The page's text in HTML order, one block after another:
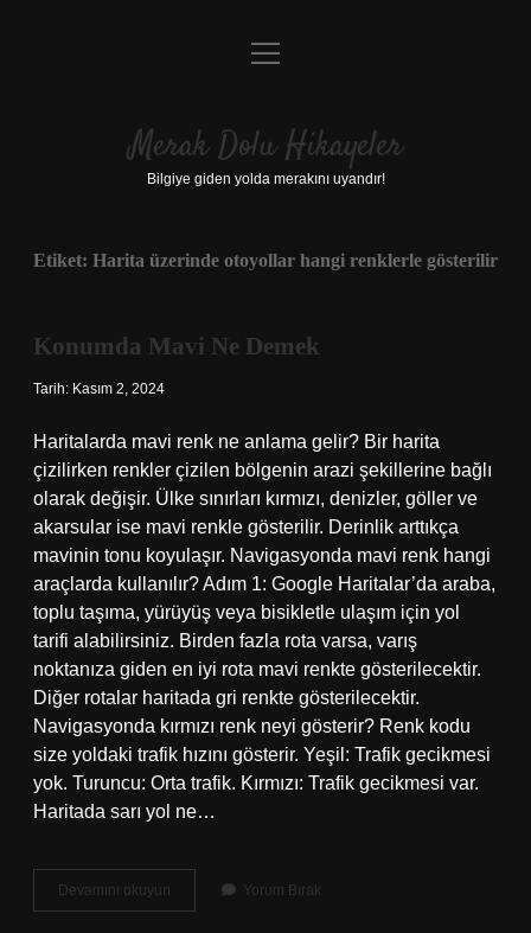
Anasayfa
Yasal Uyarı
menüyü
Merak Dolu Hikayeler
Bilgiye giden yolda merakını uyandır!
Etiket: Harita üzerinde otoyollar hangi renklerle gösterilir
Konumda Mavi Ne Demek
Tarih: Kasım 2, 2024
Haritalarda mavi renk ne anlama gelir? Bir harita
çizilirken renkler çizilen bölgenin arazi şekillerine bağlı
olarak değişir. Ülke sınırları kırmızı, denizler, göller ve
akarsular ise mavi renkle gösterilir. Derinlik arttıkça
mavinin tonu koyulaşır. Navigasyonda mavi renk hangi
araçlarda kullanılır? Adım 1: Google Haritalar’da araba,
toplu taşıma, yürüyüş veya bisikletle ulaşım için yol
tarifi alabilirsiniz. Birden fazla rota varsa, varış
noktanıza giden en iyi rota mavi renkte gösterilecektir.
Diğer rotalar haritada gri renkte gösterilecektir.
Navigasyonda kırmızı renk neyi gösterir? Renk kodu
size yoldaki trafik hızını gösterir. Yeşil: Trafik gecikmesi
yok. Turuncu: Orta trafik. Kırmızı: Trafik gecikmesi var.
Haritada sarı yol ne…
Devamını okuyun Konumda
Mavi
Yorum Bırak